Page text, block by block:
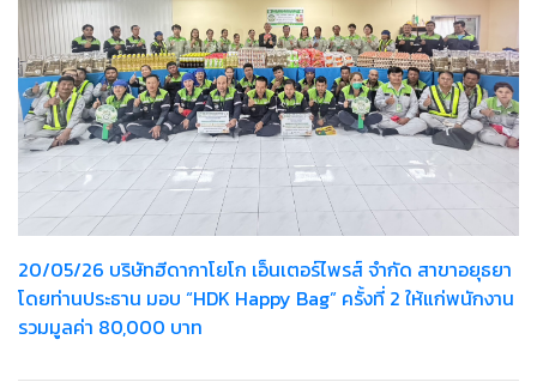
20/05/26 บริษัทฮีดากาโยโก เอ็นเตอร์ไพรส์ จำกัด สาขาอยุธยา
โดยท่านประธาน มอบ “HDK Happy Bag” ครั้งที่ 2 ให้แก่พนักงาน
รวมมูลค่า 80,000 บาท